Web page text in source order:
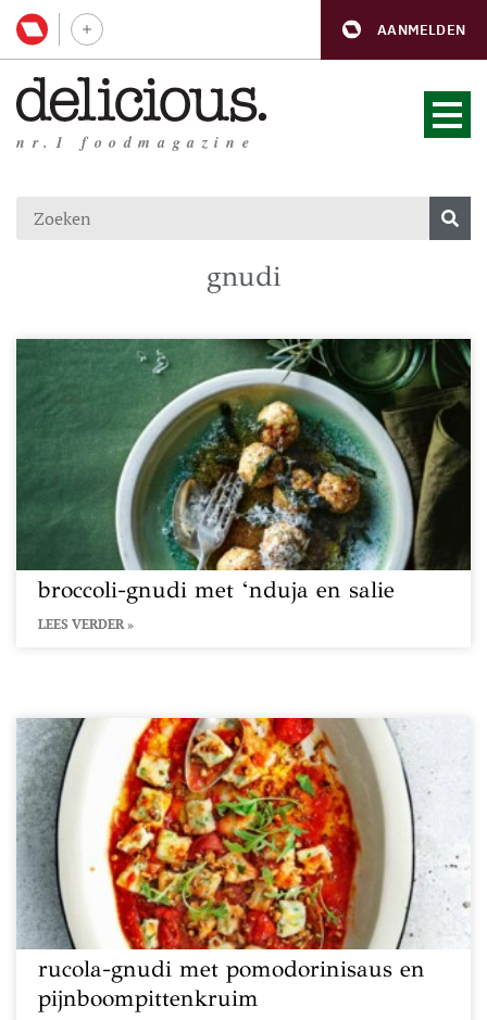
AANMELDEN
nr.1 foodmagazine
gnudi
broccoli-gnudi met ‘nduja en salie
LEES VERDER »
rucola-gnudi met pomodorinisaus en
pijnboompittenkruim